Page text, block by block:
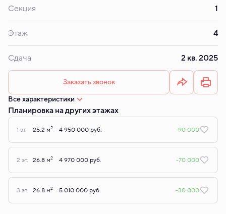
Секция 1
Этаж 4
Сдача 2 кв. 2025
Заказать звонок
Все характеристики
Планировка на других этажах
1 эт. 25.2 м2 4 950 000 руб. -90 000
2 эт. 26.8 м2 4 970 000 руб. -70 000
3 эт. 26.8 м2 5 010 000 руб. -30 000